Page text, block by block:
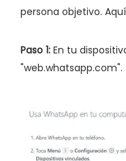
persona objetivo.
Paso 1: En tu
"web.whatsapp.com".